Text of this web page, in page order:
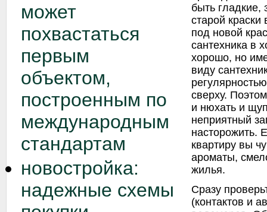
может
похвастаться
первым
объектом,
построенным по
международным
стандартам
новостройка:
надежные схемы
быть гладкие,
старой
под новой
сантехника в
хорошо, но
виду
сверху.
и нюхать и
неприятный
насторожить.
квартиру вы
ароматы,
жилья.
Сразу
(контактов и